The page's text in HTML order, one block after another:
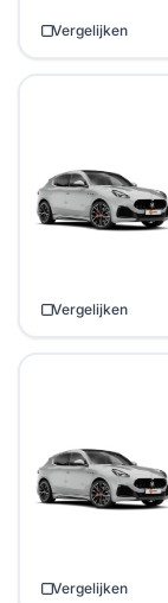
Vergelijken
Vergelijken
Vergelijken